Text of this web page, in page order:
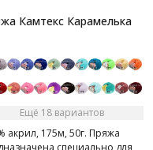
Камтекс Карамелька
Ещё 18 вариантов
акрил, 175м, 50г. Пряжа
специально для